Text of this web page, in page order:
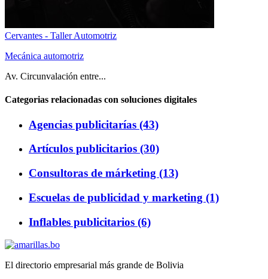
Cervantes - Taller Automotriz
Mecánica automotriz
Av. Circunvalación entre...
Categorias relacionadas con soluciones digitales
Agencias publicitarías (43)
Artículos publicitarios (30)
Consultoras de márketing (13)
Escuelas de publicidad y marketing (1)
Inflables publicitarios (6)
El directorio empresarial más grande de Bolivia